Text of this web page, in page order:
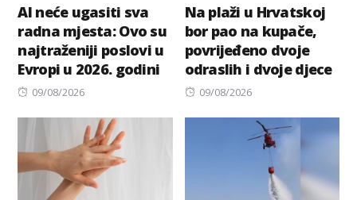
AI neće ugasiti sva
radna mjesta: Ovo su
najtraženiji poslovi u
Evropi u 2026. godini
Posted
09/08/2026
Na plaži u Hrvatskoj
bor pao na kupače,
povrijeđeno dvoje
odraslih i dvoje djece
Posted
09/08/2026